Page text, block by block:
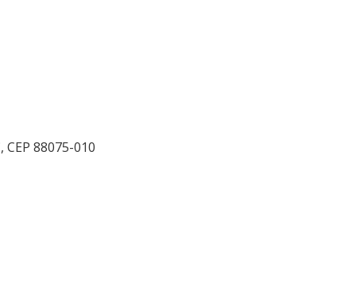
88075-010